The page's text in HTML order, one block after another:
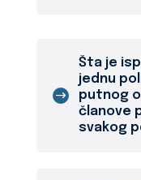
Šta je
jednu
putnog
članove
svakog